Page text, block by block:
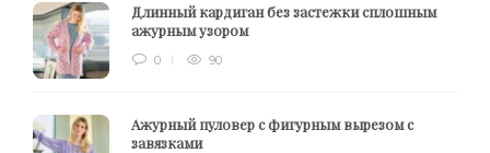
Длинный кардиган без застежки сплошным
ажурным узором
0 90
Ажурный пуловер с фигурным вырезом с
завязками